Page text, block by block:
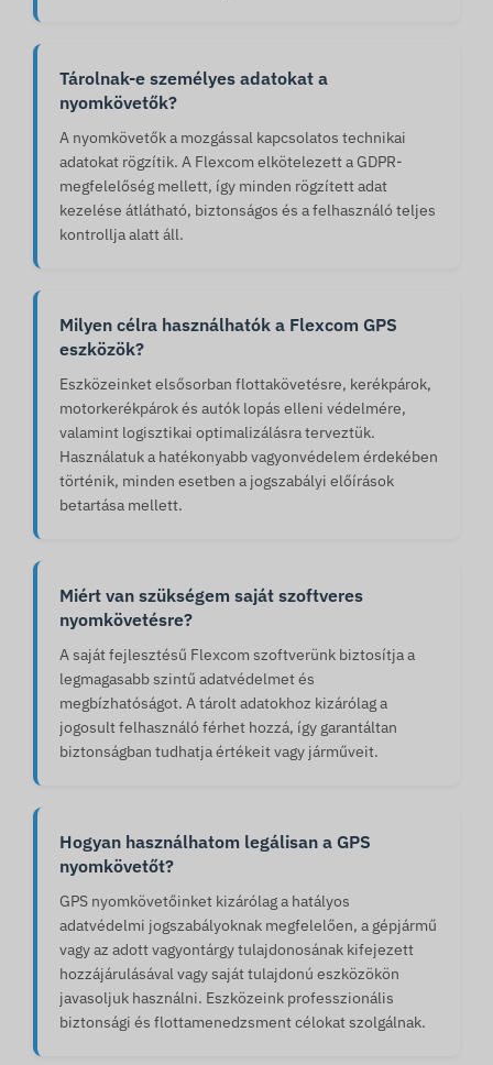
Tárolnak-e személyes adatokat a
nyomkövetők?
A nyomkövetők a mozgással kapcsolatos technikai
adatokat rögzítik. A Flexcom elkötelezett a GDPR-
megfelelőség mellett, így minden rögzített adat
kezelése átlátható, biztonságos és a felhasználó teljes
kontrollja alatt áll.
Milyen célra használhatók a Flexcom GPS
eszközök?
Eszközeinket elsősorban flottakövetésre, kerékpárok,
motorkerékpárok és autók lopás elleni védelmére,
valamint logisztikai optimalizálásra terveztük.
Használatuk a hatékonyabb vagyonvédelem érdekében
történik, minden esetben a jogszabályi előírások
betartása mellett.
Miért van szükségem saját szoftveres
nyomkövetésre?
A saját fejlesztésű Flexcom szoftverünk biztosítja a
legmagasabb szintű adatvédelmet és
megbízhatóságot. A tárolt adatokhoz kizárólag a
jogosult felhasználó férhet hozzá, így garantáltan
biztonságban tudhatja értékeit vagy járműveit.
Hogyan használhatom legálisan a GPS
nyomkövetőt?
GPS nyomkövetőinket kizárólag a hatályos
adatvédelmi jogszabályoknak megfelelően, a gépjármű
vagy az adott vagyontárgy tulajdonosának kifejezett
hozzájárulásával vagy saját tulajdonú eszközökön
javasoljuk használni. Eszközeink professzionális
biztonsági és flottamenedzsment célokat szolgálnak.